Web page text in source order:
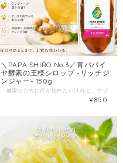
＼PAPA SHIRO No.3／青パパイ
ヤ酵素の王様シロップ -リッチジ
ンジャー- 150g
¥850